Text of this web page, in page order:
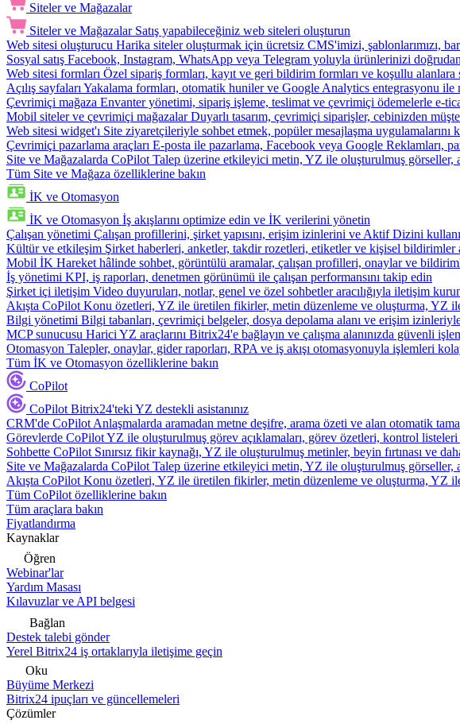
Siteler ve Mağazalar
Siteler ve Mağazalar Satış yapabileceğiniz web siteleri oluşturun
Web sitesi oluşturucu Harika siteler oluşturmak için ücretsiz CMS'imizi, şablonlarımızı,
Sosyal satış Facebook, Instagram, WhatsApp veya Telegram yoluyla ürünlerinizi doğrudan
Web sitesi formları Özel sipariş formları, kayıt ve geri bildirim formları ve koşullu alanlara
Açılış sayfaları Yakalama formları, otomatik huniler ve Google Analytics entegrasyonu ile
Çevrimiçi mağaza Envanter yönetimi, sipariş işleme, teslimat ve çevrimiçi ödemelerle e-
Mobil siteler ve çevrimiçi mağazalar Duyarlı tasarım, çevrimiçi siparişler, cebinizden
Web sitesi widget'ı Site ziyaretçileriyle sohbet etmek, popüler mesajlaşma
Çevrimiçi pazarlama araçları E-posta ile pazarlama, Facebook veya Google Reklamları,
Site ve Mağazalarda CoPilot Talep üzerine etkileyici metin, YZ ile oluşturulmuş görseller,
Tüm Site ve Mağaza özelliklerine bakın
İK ve Otomasyon
İK ve Otomasyon İş akışlarını optimize edin ve İK verilerini yönetin
Çalışan yönetimi Çalışan profillerini, şirket yapısını, erişim izinlerini ve Aktif Dizini
Kültür ve etkileşim Şirket haberleri, anketler, takdir rozetleri, etiketler ve kişisel bildirimler
Mobil İK Hareket hâlinde sohbet, görüntülü aramalar, çalışan profilleri, onaylar ve
İş yönetimi KPI, iş raporları, denetmen görünümü ile çalışan performansını takip edin
Şirket içi iletişim Video duyuruları, notlar, genel ve özel sohbetler aracılığıyla iletişim
Akışta CoPilot Konu özetleri, YZ ile üretilen fikirler, metin düzenleme ve oluşturma, YZ ile
Bilgi yönetimi Bilgi tabanları, çevrimiçi belgeler, dosya depolama alanı ve erişim izinleriyle
MCP sunucusu Harici YZ araçlarını Bitrix24'e bağlayın ve çalışma alanınızda güvenli
Otomasyon Talepler, onaylar, gider raporları, RPA ve iş akışı otomasyonuyla işlemleri
Tüm İK ve Otomasyon özelliklerine bakın
CoPilot
CoPilot Bitrix24'teki YZ destekli asistanınız
CRM'de CoPilot Anlaşmalarda aramadan metne deşifre, arama özeti ve alan otomatik
Görevlerde CoPilotYZ ile oluşturulmuş görev açıklamaları, görev özetleri, kontrol
Sohbette CoPilot Sınırsız fikir kaynağı, YZ ile oluşturulmuş metinler, beyin fırtınası ve
Site ve Mağazalarda CoPilot Talep üzerine etkileyici metin, YZ ile oluşturulmuş görseller,
Akışta CoPilot Konu özetleri, YZ ile üretilen fikirler, metin düzenleme ve oluşturma, YZ ile
Tüm CoPilot özelliklerine bakın
Tüm araçlara bakın
Fiyatlandırma
Kaynaklar
Öğren
Webinar'lar
Yardım Masası
Kılavuzlar ve API belgesi
Bağlan
Destek talebi gönder
Yerel Bitrix24 iş ortaklarıyla iletişime geçin
Oku
Büyüme Merkezi
Bitrix24 ipuçları ve güncellemeleri
Çözümler